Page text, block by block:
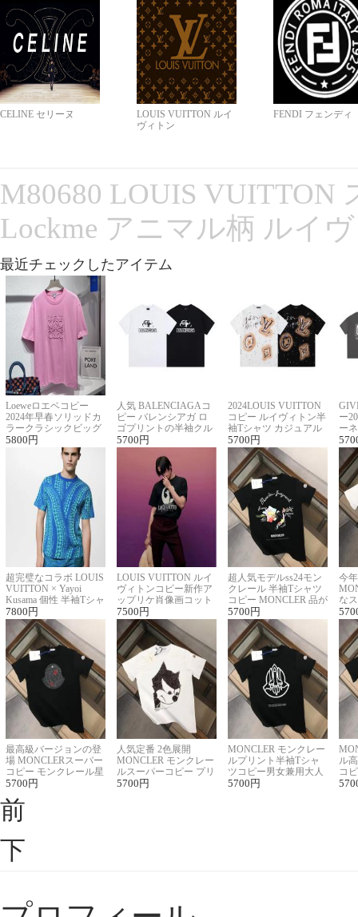
CELINE セリーヌ
LOUIS VUITTON ルイ
ヴィトン
FENDI フェンディ
M80680 LOUIS VUITTON
Lockme アニマル柄 ルイ
最近チェックしたアイテム
Loeweロエベコピー
2024年早春ソリッドカ
ラークラシックビッグ
ロゴ刺繍Tシャツ
5800 円
人気 BALENCIAGAコ
ピー バレンシアガ ロ
ゴプリントの半袖クル
ーネックTシャツ
5700 円
2024LOUIS VUITTON
コピー ルイヴィトン半
袖Tシャツ カジュアル
に馴染む 2色展開
5700 円
ー
ー
ー
超完璧なコラボ LOUIS
VUITTON × Yayoi
Kusama 個性 半袖Tシャ
ツコピー男女兼用
7800 円
LOUIS VUITTON ルイ
ヴィトンコピー新作ア
ップリケ肖像画コット
ンニット半袖Tシャツ
7500 円
超人気モデルss24モン
クレール 半袖Tシャツ
コピー MONCLER 品が
良く見た目
5700 円
今
な
ル
最高級バージョンの登
場 MONCLERスーパー
コピー モンクレール星
座半袖Tシャツ
5700 円
人気定番 2色展開
MONCLER モンクレー
ルスーパーコピー プリ
ント半袖Tシャツ
5700 円
MONCLER モンクレー
ルプリント半袖Tシャ
ツコピー男女兼用大人
可愛い春夏コーデ
5700 円
ル
コ
ィ
前
下